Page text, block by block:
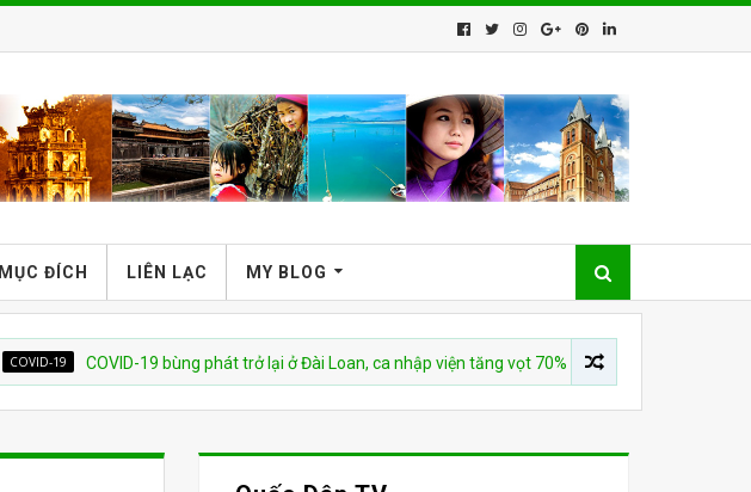
MỤC ĐÍCH LIÊN LẠC MY BLOG
COVID-19 bùng phát trở lại ở Đài Loan, ca nhập viện tăng vọt 70% chỉ sau một tuần